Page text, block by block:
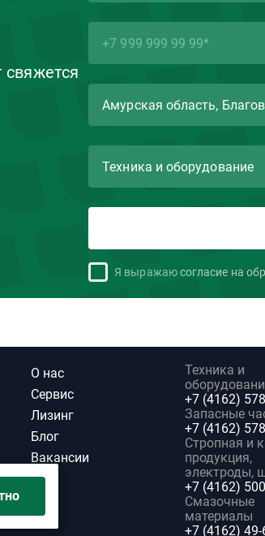
свяжется
Я выражаюсогласие на
О нас
Сервис
Лизинг
Блог
Вакансии
Техника и
+7 (4162)
Запасные
+7 (4162)
Стропная и
продукция,
электроды,
+7 (4162)
Смазочные
материалы
+7 (4162) 49-